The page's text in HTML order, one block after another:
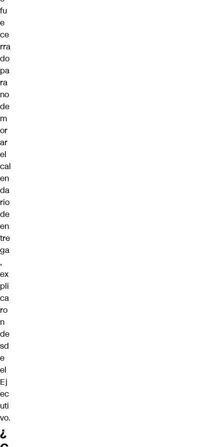
fu
e
ce
rra
do
pa
ra
no
de
m
or
ar
el
cal
en
da
rio
de
en
tre
ga
,
ex
pli
ca
ro
n
de
sd
e
el
Ej
ec
uti
vo.
¿